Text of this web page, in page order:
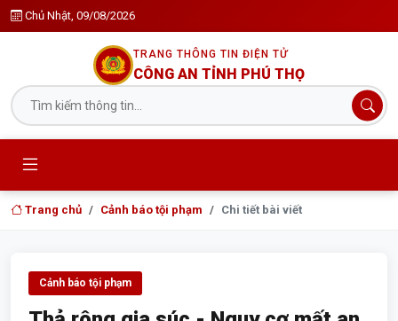
Chủ Nhật, 09/08/2026
TRANG THÔNG TIN ĐIỆN TỬ
CÔNG AN TỈNH PHÚ THỌ
Trang chủ Cảnh báo tội phạm Chi tiết bài viết
Cảnh báo tội phạm